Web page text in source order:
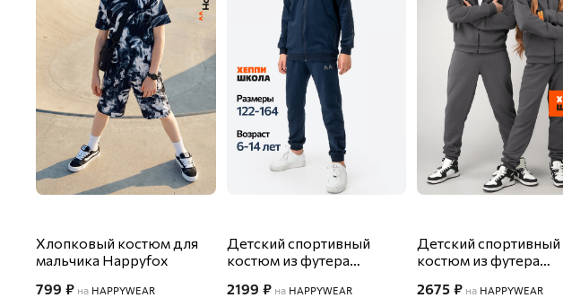
Хлопковый костюм для
мальчика Happyfox
799 ₽ на HAPPYWEAR
Детский спортивный
костюм из футера
2199 ₽на HAPPYWEAR
Детский спортивный
костюм из футера
2675 ₽ на HAPPYWEAR